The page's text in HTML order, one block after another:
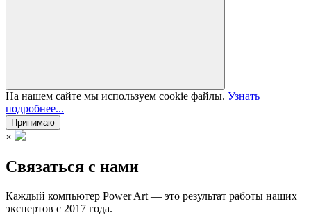
На нашем сайте мы используем cookie файлы. Узнать
подробнее...
Принимаю
×
Связаться с нами
Каждый компьютер Power Art — это результат работы наших
экспертов с 2017 года.